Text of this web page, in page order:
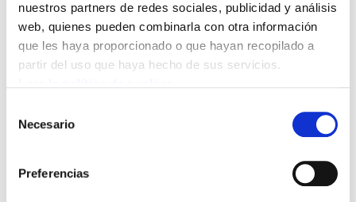
nuestros partners de redes sociales, publicidad y análisis
web, quienes pueden combinarla con otra información
que les haya proporcionado o que hayan recopilado a
partir del uso que haya hecho de sus servicios.
Necesario
Preferencias
Esta medida de conciliación permitirá a las
personas trabajadoras designar a personas de
su entorno cercano, aunque no exista relación
vinculados a los cuidados, como
retribuidos.